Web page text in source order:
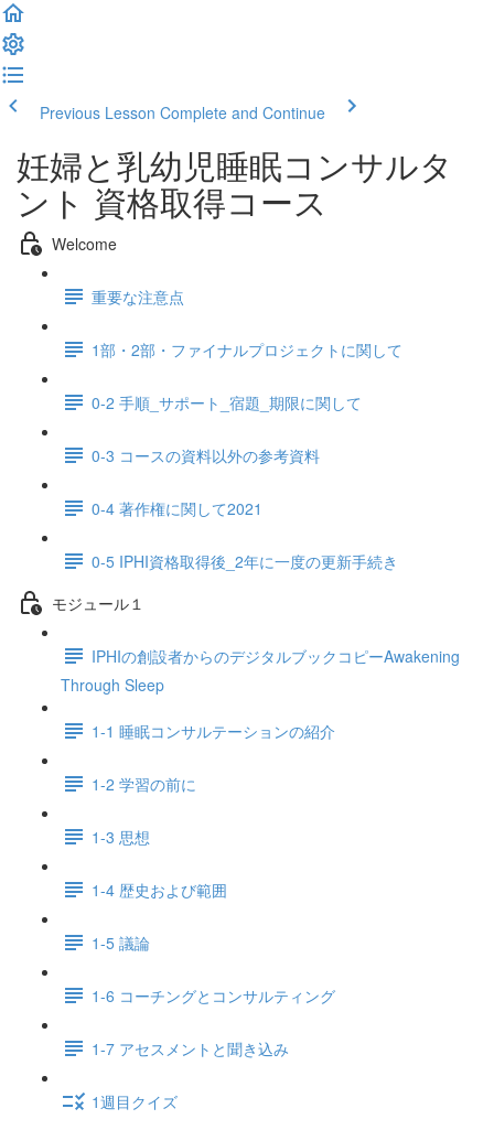
Previous Lesson Complete and Continue
妊婦と乳幼児睡眠コンサルタ
ント 資格取得コース
Welcome
重要な注意点
1部・2部・ファイナルプロジェクトに関して
0-2 手順_サポート_宿題_期限に関して
0-3 コースの資料以外の参考資料
0-4 著作権に関して2021
0-5 IPHI資格取得後_2年に一度の更新手続き
モジュール１
IPHIの創設者からのデジタルブックコピーAwakening
Through Sleep
1-1 睡眠コンサルテーションの紹介
1-2 学習の前に
1-3 思想
1-4 歴史および範囲
1-5 議論
1-6 コーチングとコンサルティング
1-7 アセスメントと聞き込み
1週目クイズ